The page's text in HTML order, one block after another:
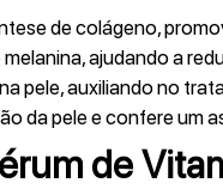
de colágeno,
ajudando a
pele, auxiliando no
da pele e confere um
de